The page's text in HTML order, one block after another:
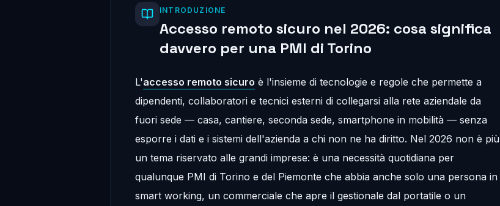
INTRODUZIONE
Accesso remoto sicuro nel 2026: cosa significa
davvero per una PMI di Torino
L'accesso remoto sicuro è l'insieme di tecnologie e regole che permette a
dipendenti, collaboratori e tecnici esterni di collegarsi alla rete aziendale da
fuori sede — casa, cantiere, seconda sede, smartphone in mobilità — senza
esporre i dati e i sistemi dell'azienda a chi non ne ha diritto. Nel 2026 non è più
un tema riservato alle grandi imprese: è una necessità quotidiana per
qualunque PMI di Torino e del Piemonte che abbia anche solo una persona in
smart working, un commerciale che apre il gestionale dal portatile o un